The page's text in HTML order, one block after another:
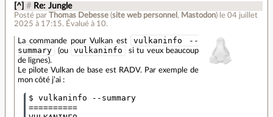
[^] # Re: Jungle
Posté par Thomas Debesse (site web personnel , Mastodon) le 04 juillet
2025 à 17:15. Évalué à 10.
La commande pour Vulkan est
vulkaninfo --
summary
(ou vulkaninfo
si tu veux beaucoup
de lignes).
Le pilote Vulkan de base est RADV. Par exemple de
mon côté j’ai :
$ vulkaninfo --summary
==========